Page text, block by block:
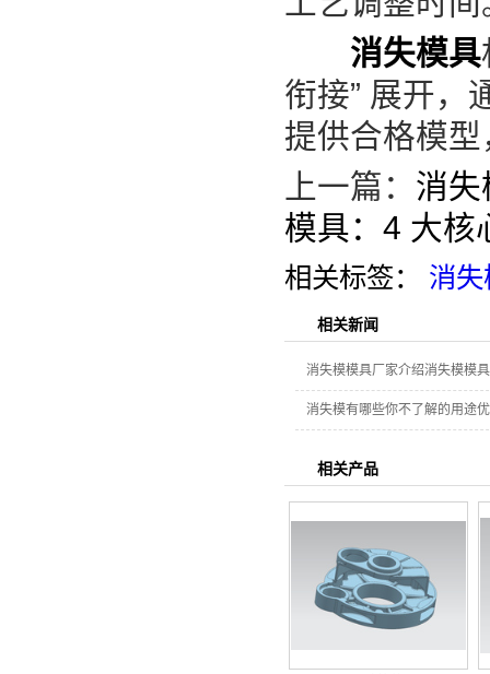
消失模具
衔接” 展开，
提供合格模
上一篇： 消失
模具：4 大核
相关标签： 消
相关新闻
消失模模具厂家介绍消失模模
消失模有哪些你不了解的用途
相关产品